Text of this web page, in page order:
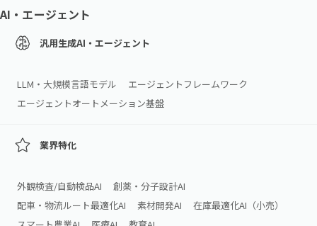
AI・エージェント
汎用生成AI・エージェント
LLM・大規模言語モデル
エージェントフレームワーク
エージェントオートメーション基盤
業界特化
外観検査/自動検品AI
創薬・分子設計AI
配車・物流ルート最適化AI
素材開発AI
在庫最適化AI（小売）